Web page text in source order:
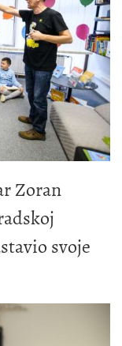
Zoran
svoje